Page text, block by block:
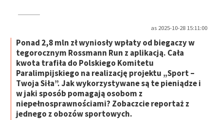
as 2025-10-28 15:11:00
Ponad 2,8 mln zł wyniosły wpłaty od biegaczy w
tegorocznym Rossmann Run z aplikacją. Cała
kwota trafiła do Polskiego Komitetu
Paralimpijskiego na realizację projektu „Sport –
Twoja Siła”. Jak wykorzystywane są te pieniądze i
w jaki sposób pomagają osobom z
niepełnosprawnościami? Zobaczcie reportaż z
jednego z obozów sportowych.